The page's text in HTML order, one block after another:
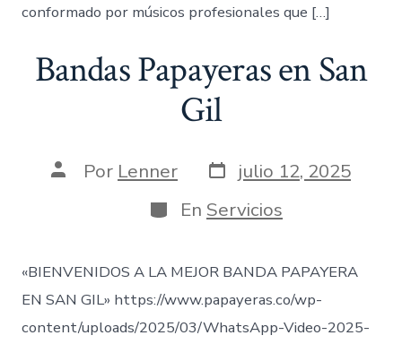
conformado por músicos profesionales que […]
Bandas Papayeras en San
Gil
AutorPor Lenner Fecha
de
publicación
julio 12, 2025
Categorías
En Servicios
«BIENVENIDOS A LA MEJOR BANDA PAPAYERA
EN SAN GIL» https://www.papayeras.co/wp-
content/uploads/2025/03/WhatsApp-Video-2025-